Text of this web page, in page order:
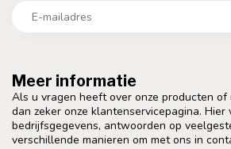
Meer informatie
Als u vragen heeft over onze producten of
dan zeker onze klantenservicepagina. Hier
bedrijfsgegevens, antwoorden op
verschillende manieren om met ons in